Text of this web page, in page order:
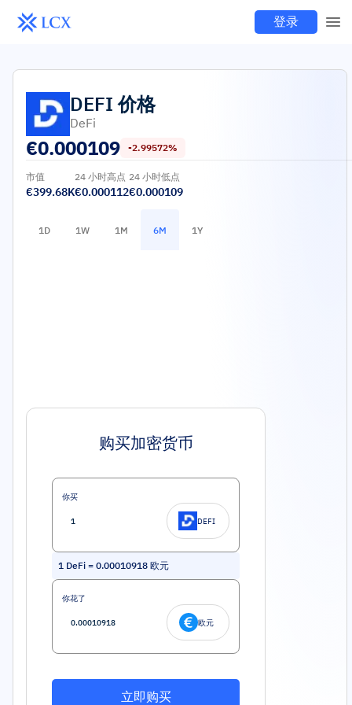
登录
DEFI 价格
DeFi
€0.000109 -2.99572%
市值
€399.68K
24 小时高点
€0.000112
24 小时低点
€0.000109
1D 1W 1M 6M 1Y
购买加密货币
你买
DEFI
1 DeFi = 0.00010918 欧元
你花了
欧元
立即购买